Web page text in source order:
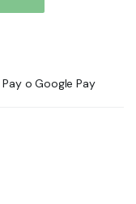
o Google Pay